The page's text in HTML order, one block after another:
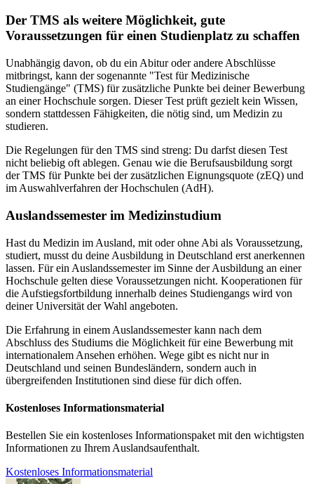
Der TMS als weitere Möglichkeit, gute
Voraussetzungen für einen Studienplatz zu schaffen
Unabhängig davon, ob du ein Abitur oder andere Abschlüsse
mitbringst, kann der sogenannte "Test für Medizinische
Studiengänge" (TMS) für zusätzliche Punkte bei deiner Bewerbung
an einer Hochschule sorgen. Dieser Test prüft gezielt kein Wissen,
sondern stattdessen Fähigkeiten, die nötig sind, um Medizin zu
studieren.
Die Regelungen für den TMS sind streng: Du darfst diesen Test
nicht beliebig oft ablegen. Genau wie die Berufsausbildung sorgt
der TMS für Punkte bei der zusätzlichen Eignungsquote (zEQ) und
im Auswahlverfahren der Hochschulen (AdH).
Auslandssemester im Medizinstudium
Hast du Medizin im Ausland, mit oder ohne Abi als Voraussetzung,
studiert, musst du deine Ausbildung in Deutschland erst anerkennen
lassen. Für ein Auslandssemester im Sinne der Ausbildung an einer
Hochschule gelten diese Voraussetzungen nicht. Kooperationen für
die Aufstiegsfortbildung innerhalb deines Studiengangs wird von
deiner Universität der Wahl angeboten.
Die Erfahrung in einem Auslandssemester kann nach dem
Abschluss des Studiums die Möglichkeit für eine Bewerbung mit
internationalem Ansehen erhöhen. Wege gibt es nicht nur in
Deutschland und seinen Bundesländern, sondern auch in
übergreifenden Institutionen sind diese für dich offen.
Kostenloses Informationsmaterial
Bestellen Sie ein kostenloses Informationspaket mit den wichtigsten
Informationen zu Ihrem Auslandsaufenthalt.
Kostenloses Informationsmaterial